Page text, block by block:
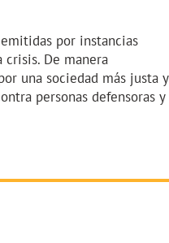
por instancias
De manera
una sociedad más justa y
personas defensoras y